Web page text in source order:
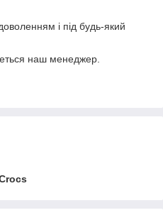
і під будь-який
наш менеджер.